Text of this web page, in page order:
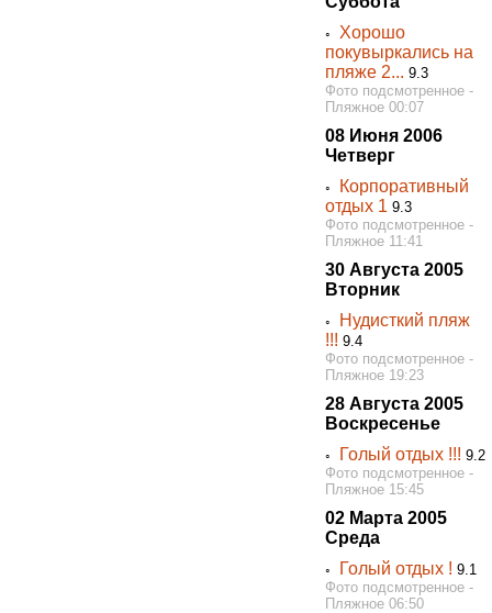
◦Хорошо
покувыркались на
пляже 2... 9.3
Фото подсмотренное -
Пляжное 00:07
08 Июня 2006
Четверг
◦
Корпоративный
отдых 1 9.3
Фото подсмотренное -
Пляжное 11:41
30 Августа 2005
Вторник
◦
Нудисткий пляж
!!! 9.4
Фото подсмотренное -
Пляжное 19:23
28 Августа 2005
Воскресенье
◦ Голый отдых !!! 9.2
Фото подсмотренное -
Пляжное 15:45
02 Марта 2005
Среда
◦ Голый отдых !9.1
Фото подсмотренное -
Пляжное 06:50